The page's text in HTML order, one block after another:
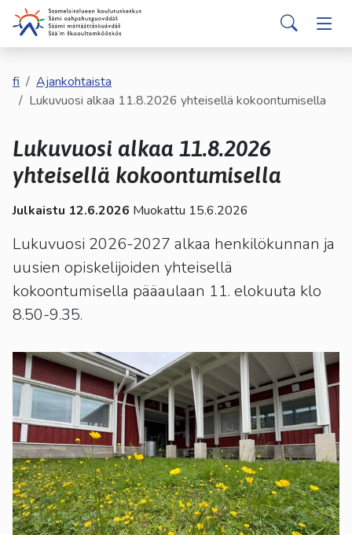
Siirry pääsisältöönenglish
Valitse
oleva
tulos
ja
alasnuolilla.
Siirry
valittuun
painamalla
enteriä.
Kosketuslaitteiden
käyttäjät
voivat
kosketus-
ja
pyyhkäisyliikkeitä.
Hakijalle
Opiskelijalle
Palvelut
Yhteystiedot
fi
Ajankohtaista
Lukuvuosi alkaa 11.8.2026 yhteisellä kokoontumisella
Lukuvuosi alkaa 11.8.2026
yhteisellä kokoontumisella
Julkaistu 12.6.2026 Muokattu 15.6.2026
Lukuvuosi 2026-2027 alkaa henkilökunnan ja
uusien opiskelijoiden yhteisellä
kokoontumisella pääaulaan 11. elokuuta klo
8.50-9.35.